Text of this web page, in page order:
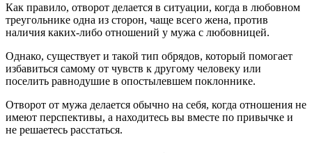
Как правило, отворот делается в ситуации, когда в любовном
треугольнике одна из сторон, чаще всего жена, против
наличия каких-либо отношений у мужа с любовницей.
Однако, существует и такой тип обрядов, который помогает
избавиться самому от чувств к другому человеку или
поселить равнодушие в опостылевшем поклоннике.
Отворот от мужа делается обычно на себя, когда отношения не
имеют перспективы, а находитесь вы вместе по привычке и
не решаетесь расстаться.